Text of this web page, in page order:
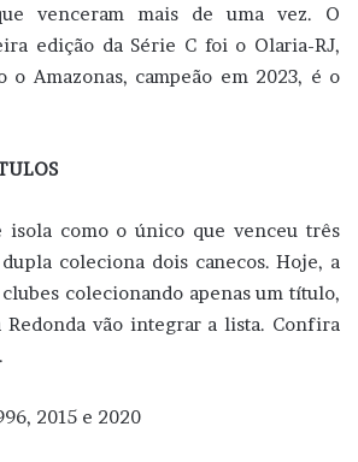
venceram mais de uma vez. O
edição da Série C foi o Olaria-RJ,
o Amazonas, campeão em 2023, é o
isola como o único que venceu três
coleciona dois canecos. Hoje, a
colecionando apenas um título,
vão integrar a lista. Confira
2015 e 2020